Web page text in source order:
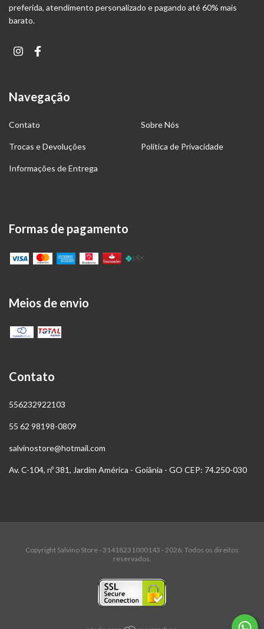
preferida, atendimento personalizado e pagando até 60% mais
barato.
Navegação
Contato Sobre Nós
Trocas e Devoluções Política de Privacidade
Informações de Entrega
Formas de pagamento
Meios de envio
Contato
556232922103
55 62 98198-0809
salvinostore@hotmail.com
Av. C-104, nº 381, Jardim América - Goiânia - GO CEP: 74.250-030
Copyright Salvino Store - 31418231000143 - 2026. Todos os direitos
reservados.